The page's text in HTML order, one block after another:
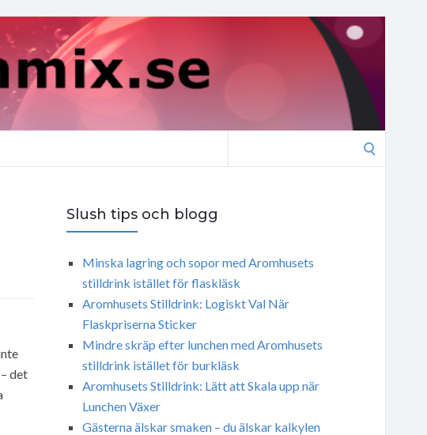
det
Slush tips och blogg
Minska lagring och sopor med Aromhusets
stilldrink istället för flaskläsk
Aromhusets Stilldrink: Logiskt Val När
Flaskpriserna Sticker
Mindre skräp efter lunchen med Aromhusets
stilldrink istället för burkläsk
Aromhusets Stilldrink: Lätt att Skala upp när
Lunchen Växer
Gästerna älskar smaken – du älskar kalkylen